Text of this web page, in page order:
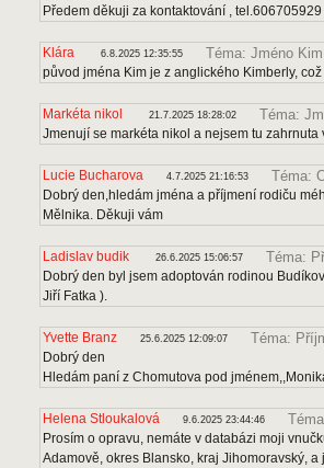
Předem děkuji za kontaktování , tel.606705929
Klára 6.8.2025 12:35:55 Téma: Jméno Kim
původ jména Kim je z anglického Kimberly,
Markéta nikol 21.7.2025 18:28:02 Téma:
Jmenují se markéta nikol a nejsem tu
Lucie Bucharova 4.7.2025 21:16:53 Téma:
Dobrý den,hledám jména a příjmení rodiču
Mělnika. Děkuji vám
Ladislav budik 26.6.2025 15:06:57 Téma:
Dobrý den byl jsem adoptován rodinou
Jiří Fatka ).
Yvette Branz 25.6.2025 12:09:07 Téma:
Dobrý den
Hledám paní z Chomutova pod
Helena Stloukalová 9.6.2025 23:44:46
Prosím o opravu, nemáte v databázi moji
Adamově, okres Blansko, kraj Jihomoravský,